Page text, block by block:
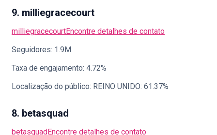
9. milliegracecourt
milliegracecourtEncontre detalhes de contato
Seguidores: 1.9M
Taxa de engajamento: 4.72%
Localização do público: REINO UNIDO: 61.37%
8. betasquad
betasquadEncontre detalhes de contato